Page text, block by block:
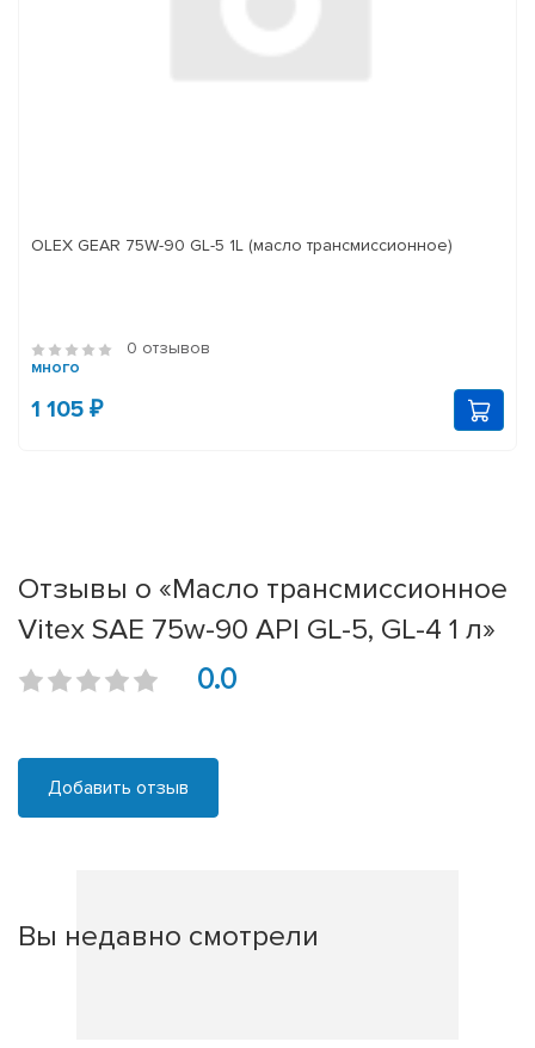
OLEX GEAR 75W-90 GL-5 1L (масло трансмиссионное)
0 отзывов
много
1 105 ₽
Отзывы о «Масло трансмиссионное
Vitex SAE 75w-90 API GL-5, GL-4 1 л»
0.0
Добавить отзыв
Вы недавно смотрели